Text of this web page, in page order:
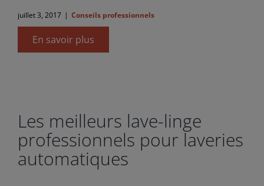
juillet 3, 2017 | Conseils professionnels
En savoir plus
Les meilleurs lave-linge
professionnels pour laveries
automatiques